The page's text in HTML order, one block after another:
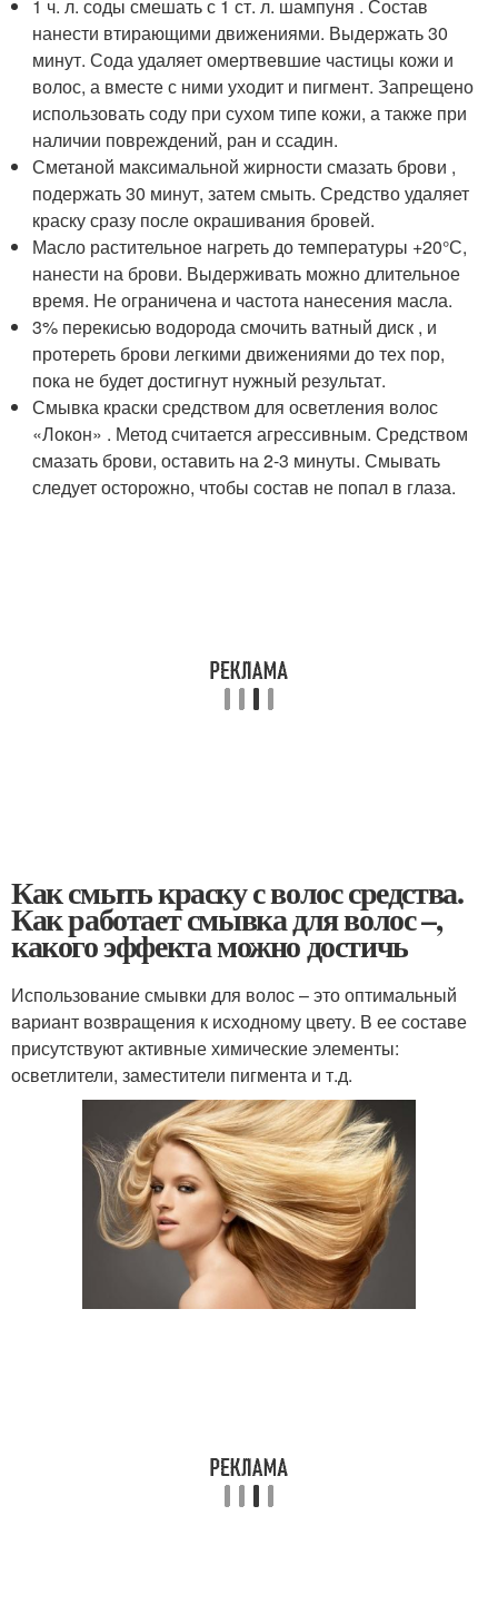
1 ч. л. соды смешать с 1 ст. л. шампуня . Состав
нанести втирающими движениями. Выдержать 30
минут. Сода удаляет омертвевшие частицы кожи и
волос, а вместе с ними уходит и пигмент. Запрещено
использовать соду при сухом типе кожи, а также при
наличии повреждений, ран и ссадин.
Сметаной максимальной жирности смазать брови ,
подержать 30 минут, затем смыть. Средство удаляет
краску сразу после окрашивания бровей.
Масло растительное нагреть до температуры +20°С,
нанести на брови. Выдерживать можно длительное
время. Не ограничена и частота нанесения масла.
3% перекисью водорода смочить ватный диск , и
протереть брови легкими движениями до тех пор,
пока не будет достигнут нужный результат.
Смывка краски средством для осветления волос
«Локон» . Метод считается агрессивным. Средством
смазать брови, оставить на 2-3 минуты. Смывать
следует осторожно, чтобы состав не попал в глаза.
Как смыть краску с волос средства.
Как работает смывка для волос –,
какого эффекта можно достичь
Использование смывки для волос – это оптимальный
вариант возвращения к исходному цвету. В ее составе
присутствуют активные химические элементы:
осветлители, заместители пигмента и т.д.